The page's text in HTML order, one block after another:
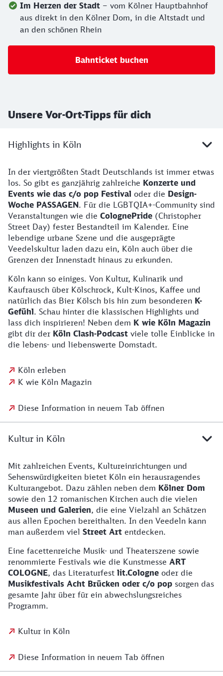
Im Herzen der Stadt – vom Kölner Hauptbahnhof
aus direkt in den Kölner Dom, in die Altstadt und
an den schönen Rhein
Bahnticket buchen
Unsere Vor-Ort-Tipps für dich
Highlights in Köln
In der viertgrößten Stadt Deutschlands ist immer etwas
los. So gibt es ganzjährig zahlreiche Konzerte und
Events wie das c/o pop Festival oder die Design-
Woche PASSAGEN. Für die LGBTQIA+-Community sind
Veranstaltungen wie die ColognePride (Christopher
Street Day) fester Bestandteil im Kalender. Eine
lebendige urbane Szene und die ausgeprägte
Veedelskultur laden dazu ein, Köln auch über die
Grenzen der Innenstadt hinaus zu erkunden.
Köln kann so einiges. Von Kultur, Kulinarik und
Kaufrausch über Kölschrock, Kult-Kinos, Kaffee und
natürlich das Bier Kölsch bis hin zum besonderen K-
Gefühl. Schau hinter die klassischen Highlights und
lass dich inspirieren! Neben dem K wie Köln Magazin
gibt dir der Köln Clash-Podcast viele tolle Einblicke in
die lebens- und liebenswerte Domstadt.
Köln erleben
K wie Köln Magazin
Diese Information in neuem Tab öffnen
Kultur in Köln
Mit zahlreichen Events, Kultureinrichtungen und
Sehenswürdigkeiten bietet Köln ein herausragendes
Kulturangebot. Dazu zählen neben dem Kölner Dom
sowie den 12 romanischen Kirchen auch die vielen
Museen und Galerien, die eine Vielzahl an Schätzen
aus allen Epochen bereithalten. In den Veedeln kann
man außerdem viel Street Art entdecken.
Eine facettenreiche Musik- und Theaterszene sowie
renommierte Festivals wie die Kunstmesse ART
COLOGNE, das Literaturfest lit.Cologne oder die
Musikfestivals Acht Brücken oder c/o pop sorgen das
gesamte Jahr über für ein abwechslungsreiches
Programm.
Kultur in Köln
Diese Information in neuem Tab öffnen